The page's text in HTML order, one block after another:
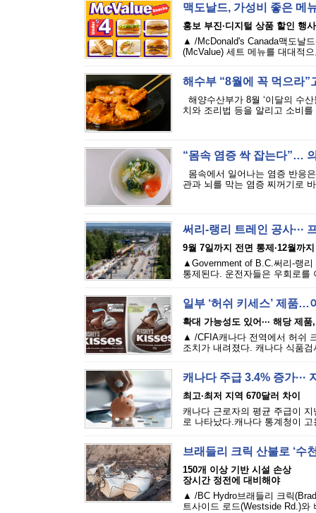
맥도날드, 가성비 좋은 메
홍보 부진·디지털 상품 할인 행
▲ /McDonald's Canada맥도날
(McValue) 세트 메뉴를 대대적
해수부 “8월에 꼭 먹으라”
해양수산부가 8월 ‘이달의 수
치와 조리법 등을 알리고 소비
“몸속 염증 싹 잡는다”…
몸속에서 일어나는 염증 반응
관과 뇌를 막는 염증 찌꺼기로
써리-랭리 트레인 공사···
9월 7일까지 전면 통제·12월까
▲Government of B.C.써리-랭
통제된다. 운전자들은 우회로
일부 ‘허쉬 키세스’ 제품
확대 가능성도 있어··· 해당 제
▲ /CFIA캐나다 전역에서 허쉬
조치가 내려졌다. 캐나다 식품
캐나다 주급 3.4% 증가···
최고·최저 지역 670달러 차이
캐나다 근로자의 평균 주급이
로 나타났다.캐나다 통계청이
브래들리 크릭 산불로 ‘수
150개 이상 기반 시설 손상
장시간 정전에 대비해야
▲ /BC Hydro브래들리 크릭
트사이드 로드(Westside Rd.)와